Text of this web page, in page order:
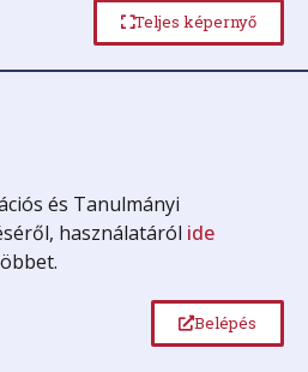
Teljes képernyő
és Tanulmányi
használatáról ide
Belépés